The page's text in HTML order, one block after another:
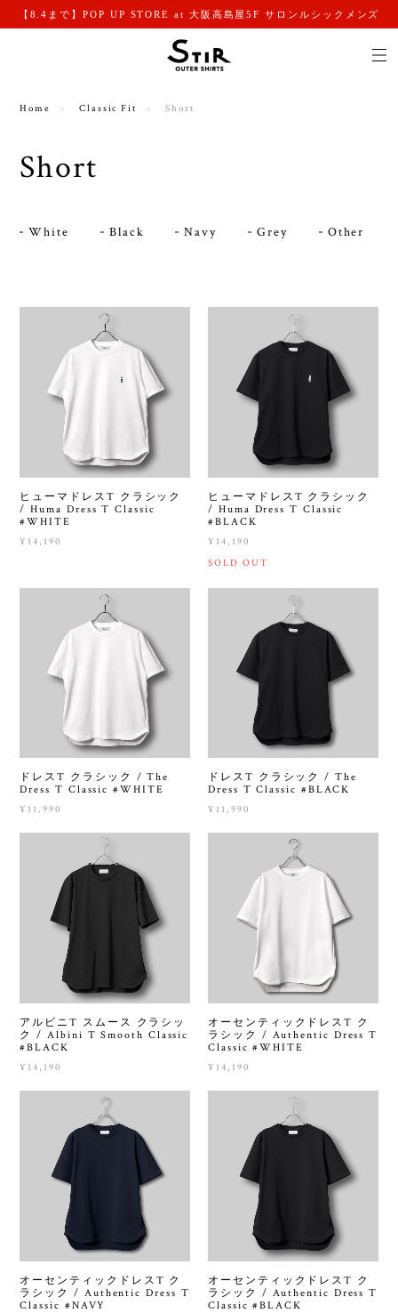
【8.4まで】POP UP STORE at 大阪高島屋5F サロンルシックメンズ
Home Classic Fit Short
Short
White Black Navy Grey Other
ヒューマドレスT クラシック
/ Huma Dress T Classic
#WHITE
¥14,190
ヒューマドレスT クラシック
/ Huma Dress T Classic
#BLACK
¥14,190
SOLD OUT
ドレスT クラシック / The
Dress T Classic #WHITE
¥11,990
ドレスT クラシック / The
Dress T Classic #BLACK
¥11,990
アルビニT スムース クラシッ
ク / Albini T Smooth Classic
#BLACK
¥14,190
オーセンティックドレスT ク
ラシック / Authentic Dress T
Classic #WHITE
¥14,190
オーセンティックドレスT ク
ラシック / Authentic Dress T
Classic #NAVY
オーセンティックドレスT ク
ラシック / Authentic Dress T
Classic #BLACK